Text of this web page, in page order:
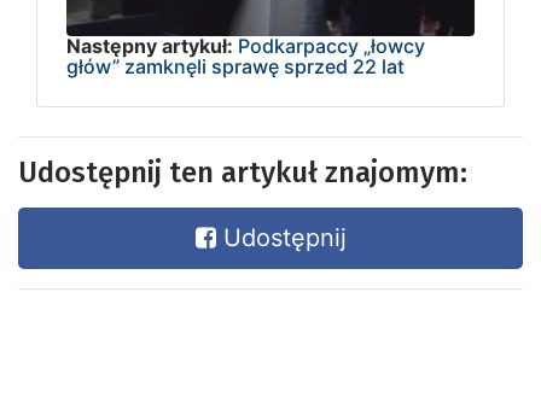
Następny artykuł: Podkarpaccy „łowcy
głów” zamknęli sprawę sprzed 22 lat
Udostępnij ten artykuł znajomym:
Udostępnij